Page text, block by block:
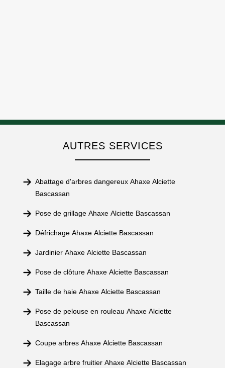
AUTRES SERVICES
Abattage d'arbres dangereux Ahaxe Alciette
Bascassan
Pose de grillage Ahaxe Alciette Bascassan
Défrichage Ahaxe Alciette Bascassan
Jardinier Ahaxe Alciette Bascassan
Pose de clôture Ahaxe Alciette Bascassan
Taille de haie Ahaxe Alciette Bascassan
Pose de pelouse en rouleau Ahaxe Alciette
Bascassan
Coupe arbres Ahaxe Alciette Bascassan
Elagage arbre fruitier Ahaxe Alciette Bascassan